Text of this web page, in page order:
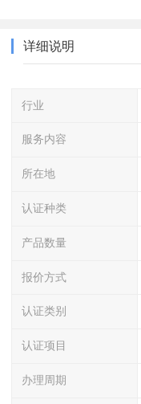
详细说明
行业
服务内容
所在地
认证种类
产品数量
报价方式
认证类别
认证项目
办理周期